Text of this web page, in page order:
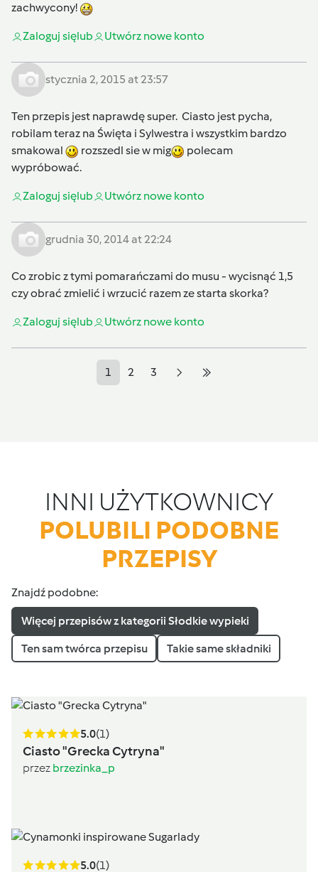
zachwycony!
Zaloguj sięlub Utwórz nowe konto
stycznia 2, 2015 at 23:57
Ten przepis jest naprawdę super. Ciasto jest pycha,
robilam teraz na Święta i Sylwestra i wszystkim bardzo
smakowal
rozszedl sie w mig
polecam
wypróbować.
Zaloguj sięlub Utwórz nowe konto
grudnia 30, 2014 at 22:24
Co zrobic z tymi pomarańczami do musu - wycisnąć 1,5
czy obrać zmielić i wrzucić razem ze starta skorka?
Zaloguj sięlub Utwórz nowe konto
1 2 3
INNI UŻYTKOWNICY
POLUBILI PODOBNE
PRZEPISY
Znajdź podobne:
Więcej przepisów z kategorii Słodkie wypieki
Ten sam twórca przepisu Takie same składniki
5.0(1)
Ciasto "Grecka Cytryna"
przez brzezinka_p
5.0(1)